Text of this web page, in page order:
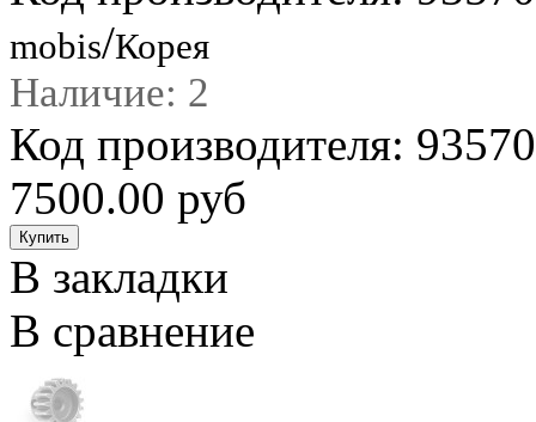
mobis/Корея
Наличие: 2
Код производителя:
7500.00 руб
В закладки
В сравнение